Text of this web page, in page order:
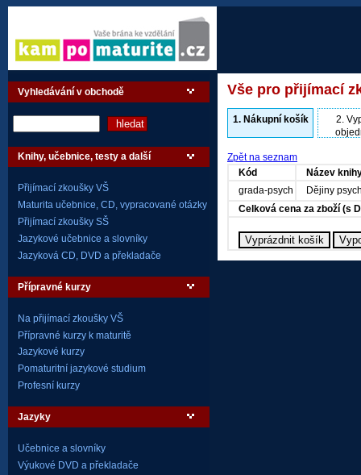
Vyhledávání v obchodě
Knihy, učebnice, testy a další
Přijímací zkoušky VŠ
Maturita učebnice, CD, vypracované otázky
Přijímací zkoušky SŠ
Jazykové učebnice a slovníky
Jazyková CD, DVD a překladače
Přípravné kurzy
Na přijímací zkoušky VŠ
Přípravné kurzy k maturitě
Jazykové kurzy
Pomaturitní jazykové studium
Profesní kurzy
Jazyky
Učebnice a slovníky
Výukové DVD a překladače
Vše pro přijímací
1.Nákupní košík 2.
Zpět na seznam
Kód
Název
grada-psych
Dějiny
Celková cena za zboží (s